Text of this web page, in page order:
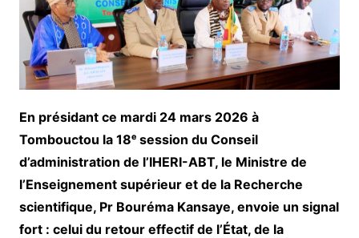
En présidant ce mardi 24 mars 2026 à
Tombouctou la 18ᵉ session du Conseil
d’administration de l’IHERI-ABT, le Ministre de
l’Enseignement supérieur et de la Recherche
scientifique, Pr Bouréma Kansaye, envoie un signal
fort : celui du retour effectif de l’État, de la